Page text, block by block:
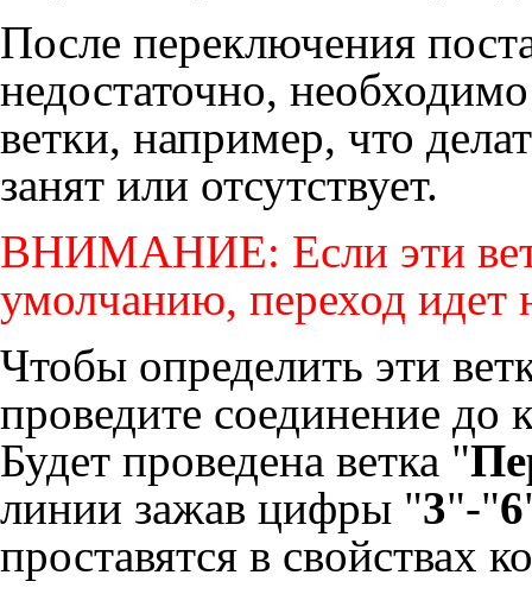
После переключения
недостаточно,
ветки, например, что
занят или отсутствует.
ВНИМАНИЕ: Если эти
умолчанию, переход идет
Чтобы определить эти
проведите соединение до
Будет проведена ветка "
линии зажав цифры "3"-"6
проставятся в свойствах